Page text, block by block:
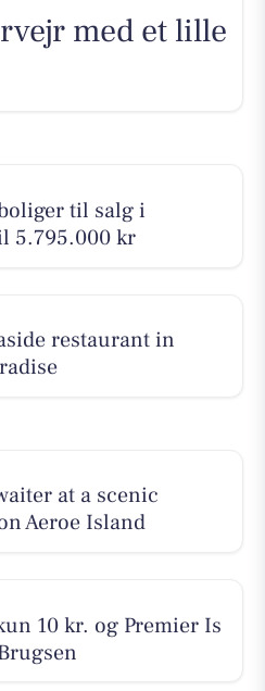
med et lille
til salg i
5.795.000 kr
restaurant in
at a scenic
Aeroe Island
10 kr. og Premier Is